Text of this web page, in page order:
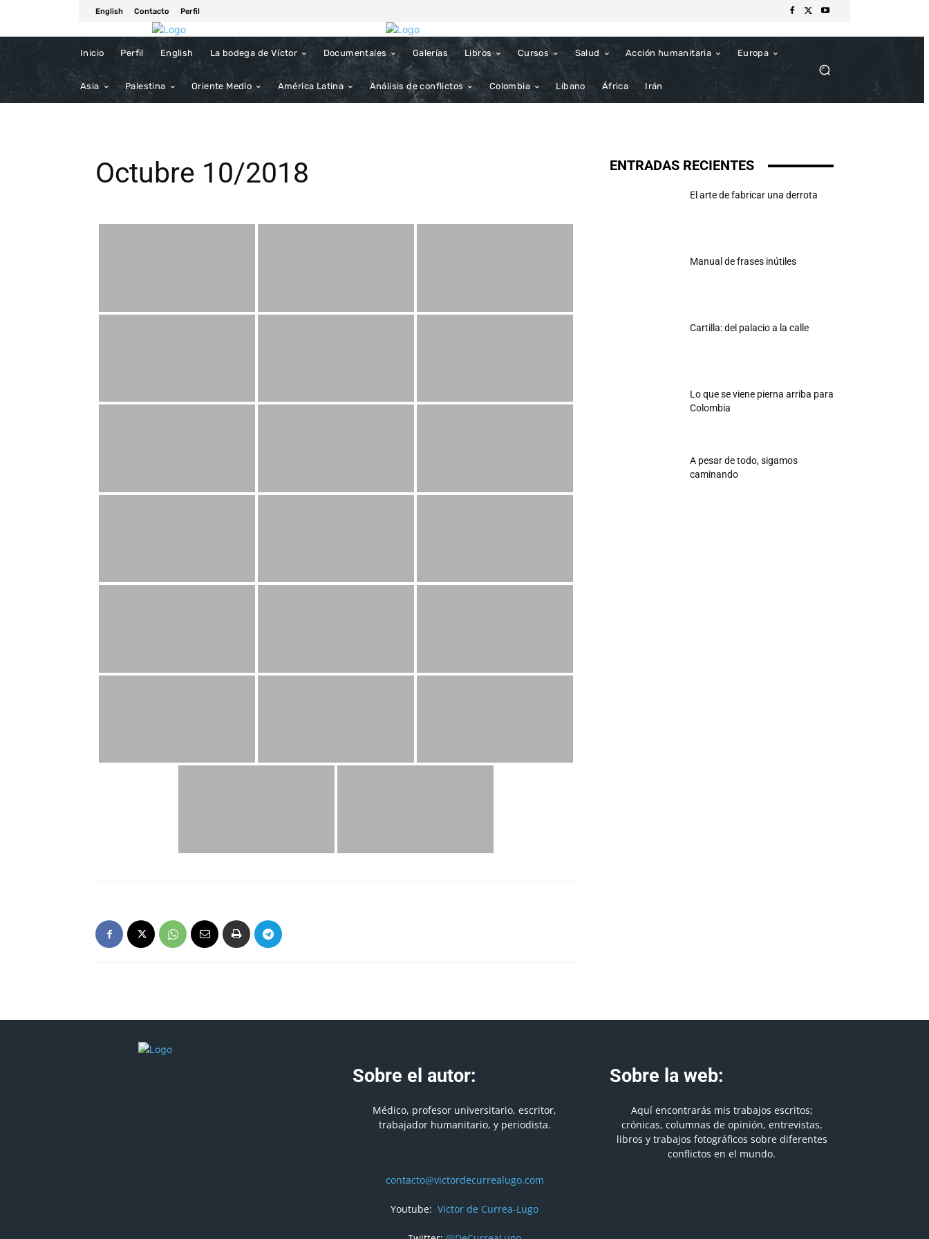
English Contacto Perfil
Inicio Perfil English La bodega de Víctor Documentales Galerías Libros Cursos Salud Acción humanitaria Europa
Asia Palestina Oriente Medio América Latina Análisis de conflictos Colombia Líbano África Irán
Octubre 10/2018 ENTRADAS RECIENTES
El arte de fabricar una derrota
Manual de frases inútiles
Cartilla: del palacio a la calle
Lo que se viene pierna arriba para
Colombia
A pesar de todo, sigamos
caminando
Sobre el autor:
Médico, profesor universitario, escritor,
trabajador humanitario, y periodista.
contacto@victordecurrealugo.com
Youtube: Victor de Currea-Lugo
Sobre la web:
Aquí encontrarás mis trabajos escritos;
crónicas, columnas de opinión, entrevistas,
libros y trabajos fotográficos sobre diferentes
conflictos en el mundo.